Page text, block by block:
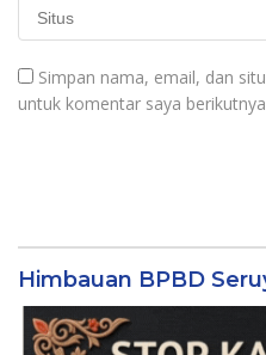
Simpan nama, email, dan
untuk komentar saya
Himbauan BPBD